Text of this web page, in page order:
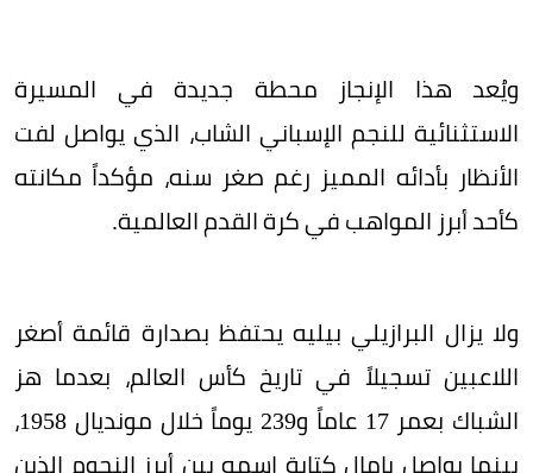
ويُعد هذا الإنجاز محطة جديدة في المسيرة
الاستثنائية للنجم الإسباني الشاب، الذي يواصل لفت
الأنظار بأدائه المميز رغم صغر سنه، مؤكداً مكانته
كأحد أبرز المواهب في كرة القدم العالمية.
ولا يزال البرازيلي بيليه يحتفظ بصدارة قائمة أصغر
اللاعبين تسجيلاً في تاريخ كأس العالم، بعدما هز
الشباك بعمر 17 عاماً و239 يوماً خلال مونديال 1958،
بينما يواصل يامال كتابة اسمه بين أبرز النجوم الذين